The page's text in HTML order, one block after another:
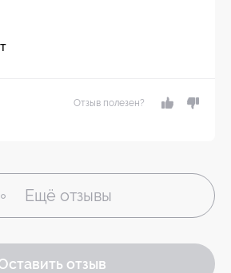
Отзыв полезен?
Ещё отзывы
отзыв